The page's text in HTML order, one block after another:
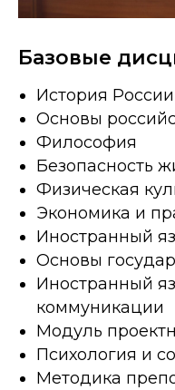
Базовые
История России
Основы
Философия
Безопасность
Физическая
Экономика и
Иностранный
Основы
Иностранный
коммуникации
Модуль
Психология и
Методика